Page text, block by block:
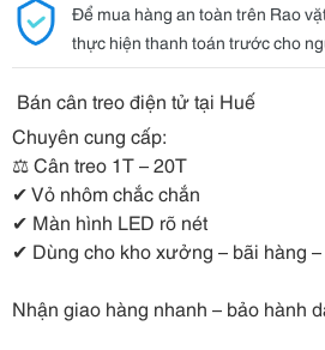
Để mua hàng an toàn trên Rao
thực hiện thanh toán trước cho
Bán cân treo điện tử tại Huế
Chuyên cung cấp:
⚖️ Cân treo 1T – 20T
✔ Vỏ nhôm chắc chắn
✔ Màn hình LED rõ nét
✔ Dùng cho kho xưởng – bãi hàng
Nhận giao hàng nhanh – bảo hành